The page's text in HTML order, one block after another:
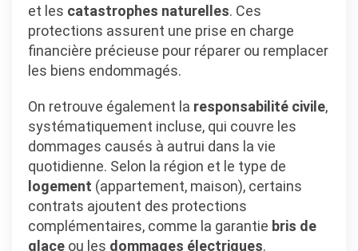
et les catastrophes naturelles. Ces
protections assurent une prise en charge
financière précieuse pour réparer ou remplacer
les biens endommagés.
On retrouve également la responsabilité civile,
systématiquement incluse, qui couvre les
dommages causés à autrui dans la vie
quotidienne. Selon la région et le type de
logement (appartement, maison), certains
contrats ajoutent des protections
complémentaires, comme la garantie bris de
glace ou les dommages électriques.